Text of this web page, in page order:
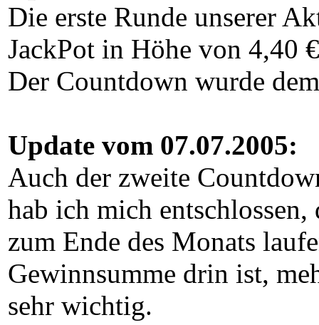
Die erste Runde unserer
JackPot in Höhe von 4,40
Der Countdown wurde
Update vom 07.07.2005:
Auch der zweite
hab ich mich
zum Ende des Monats
Gewinnsumme drin ist,
sehr wichtig.